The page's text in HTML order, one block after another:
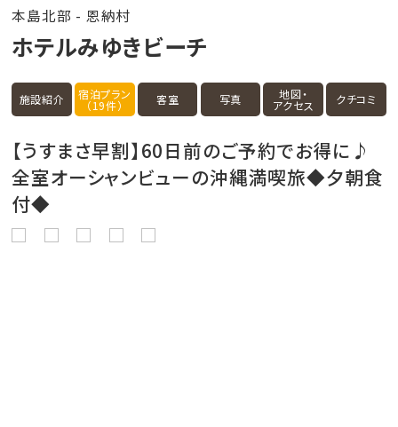
本島北部 - 恩納村
ホテルみゆきビーチ
施設紹介 宿泊プラン
（19件） 客室 写真 地図・
アクセス クチコミ
【うすまさ早割】60日前のご予約でお得に♪
全室オーシャンビューの沖縄満喫旅◆夕朝食
付◆